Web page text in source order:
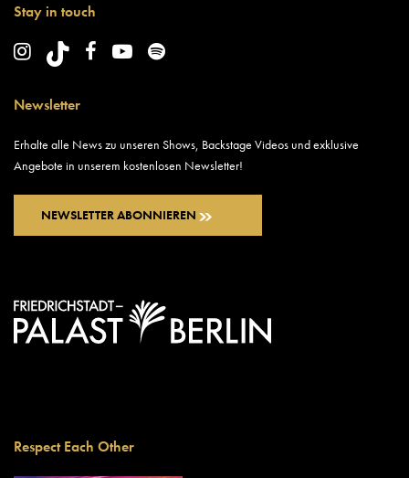
Stay in touch
Newsletter
Erhalte alle News zu unseren Shows, Backstage Videos und exklusive
Angebote in unserem kostenlosen Newsletter!
NEWSLETTER ABONNIEREN
Respect Each Other